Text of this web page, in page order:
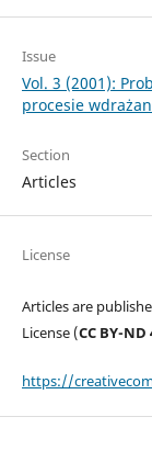
Issue
Vol. 3 (2001):
procesie
Section
Articles
License
Articles are
License (CC BY-ND
https://